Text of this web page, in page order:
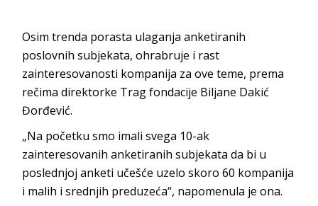
Osim trenda porasta ulaganja anketiranih
poslovnih subjekata, ohrabruje i rast
zainteresovanosti kompanija za ove teme, prema
rečima direktorke Trag fondacije Biljane Dakić
Đorđević.
„Na početku smo imali svega 10-ak
zainteresovanih anketiranih subjekata da bi u
poslednjoj anketi učešće uzelo skoro 60 kompanija
i malih i srednjih preduzeća“, napomenula je ona.